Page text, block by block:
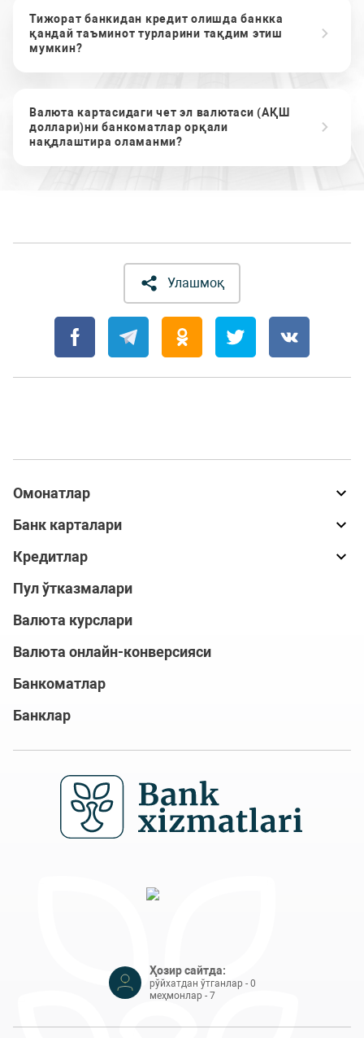
Тижорат банкидан кредит олишда банкка
қандай таъминот турларини тақдим этиш
мумкин?
Валюта картасидаги чет эл валютаси (АҚШ
доллари)ни банкоматлар орқали
нақдлаштира оламанми?
Улашмоқ
Омонатлар
Банк карталари
Кредитлар
Пул ўтказмалари
Валюта курслари
Валюта онлайн-конверсияси
Банкоматлар
Банклар
Ҳозир сайтда:
рўйхатдан ўтганлар - 0
меҳмонлар - 7